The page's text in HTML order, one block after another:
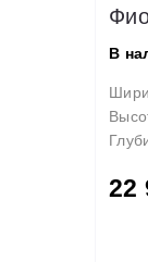
В
22